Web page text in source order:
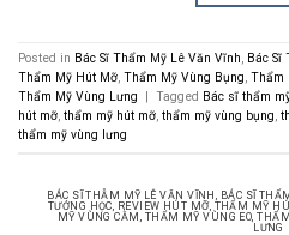
Posted in Bác Sĩ Thẩm Mỹ Lê Văn Vĩnh, Bác Sĩ
Thẩm Mỹ Hút Mỡ, Thẩm Mỹ Vùng Bụng, Thẩm
Thẩm Mỹ Vùng Lưng
| Tagged Bác sĩ thẩm
hút mỡ, thẩm mỹ hút mỡ, thẩm mỹ vùng bụng,
thẩm mỹ vùng lưng
BÁC SĨ THẪM MỸ LÊ VĂN VĨNH BÁC SĨ
TƯỚNG HỌC
REVIEW HÚT MỠ, THẨM MỸ
MỸ VÙNG CẰM
THẨM MỸ VÙNG EO ,
LƯNG